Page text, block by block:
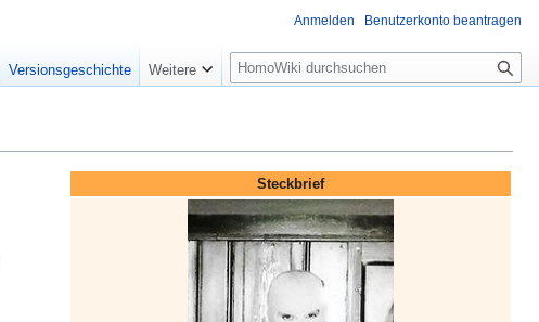
Steckbrief
Anmelden Benutzerkonto beantragen
Versionsgeschichte Weitere
Suche